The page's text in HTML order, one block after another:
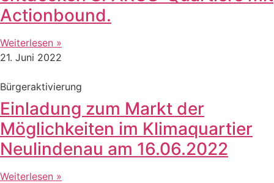
Actionbound.
Weiterlesen »
21. Juni 2022
Bürgeraktivierung
Einladung zum Markt der
Möglichkeiten im Klimaquartier
Neulindenau am 16.06.2022
Weiterlesen »